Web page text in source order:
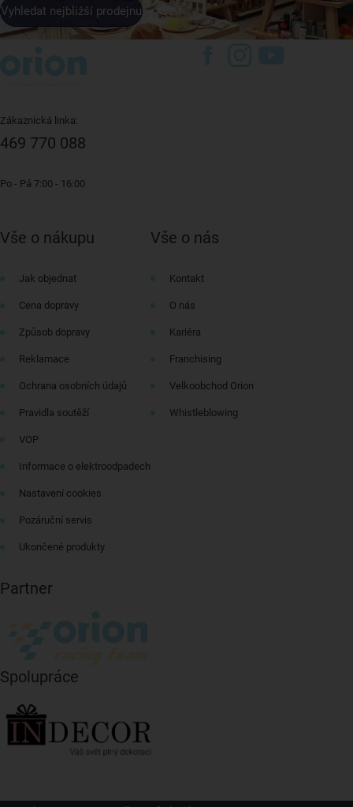
Vyhledat nejbližší prodejnu
Zákaznická linka:
469 770 088
Po - Pá 7:00 - 16:00
Vše o nákupu
Jak objednat
Cena dopravy
Způsob dopravy
Reklamace
Ochrana osobních údajů
Pravidla soutěží
VOP
Informace o elektroodpadech
Nastavení cookies
Pozáruční servis
Ukončené produkty
Vše o nás
Kontakt
O nás
Kariéra
Franchising
Velkoobchod Orion
Whistleblowing
Partner
Spolupráce